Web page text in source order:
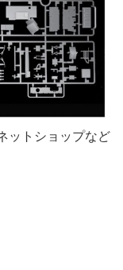
ットショップなど